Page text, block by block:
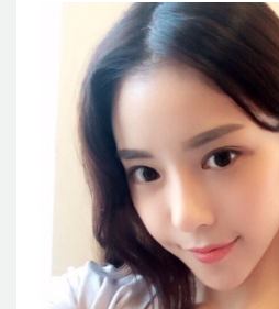
ศัลยกรรมผู้ชาย
แผนกศัลยกรรมจุดซ่อนเร้น
แนะนำโรงพยาบาลไอดี